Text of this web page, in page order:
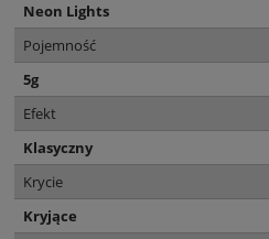
Neon Lights
Pojemność
5g
Efekt
Klasyczny
Krycie
Kryjące